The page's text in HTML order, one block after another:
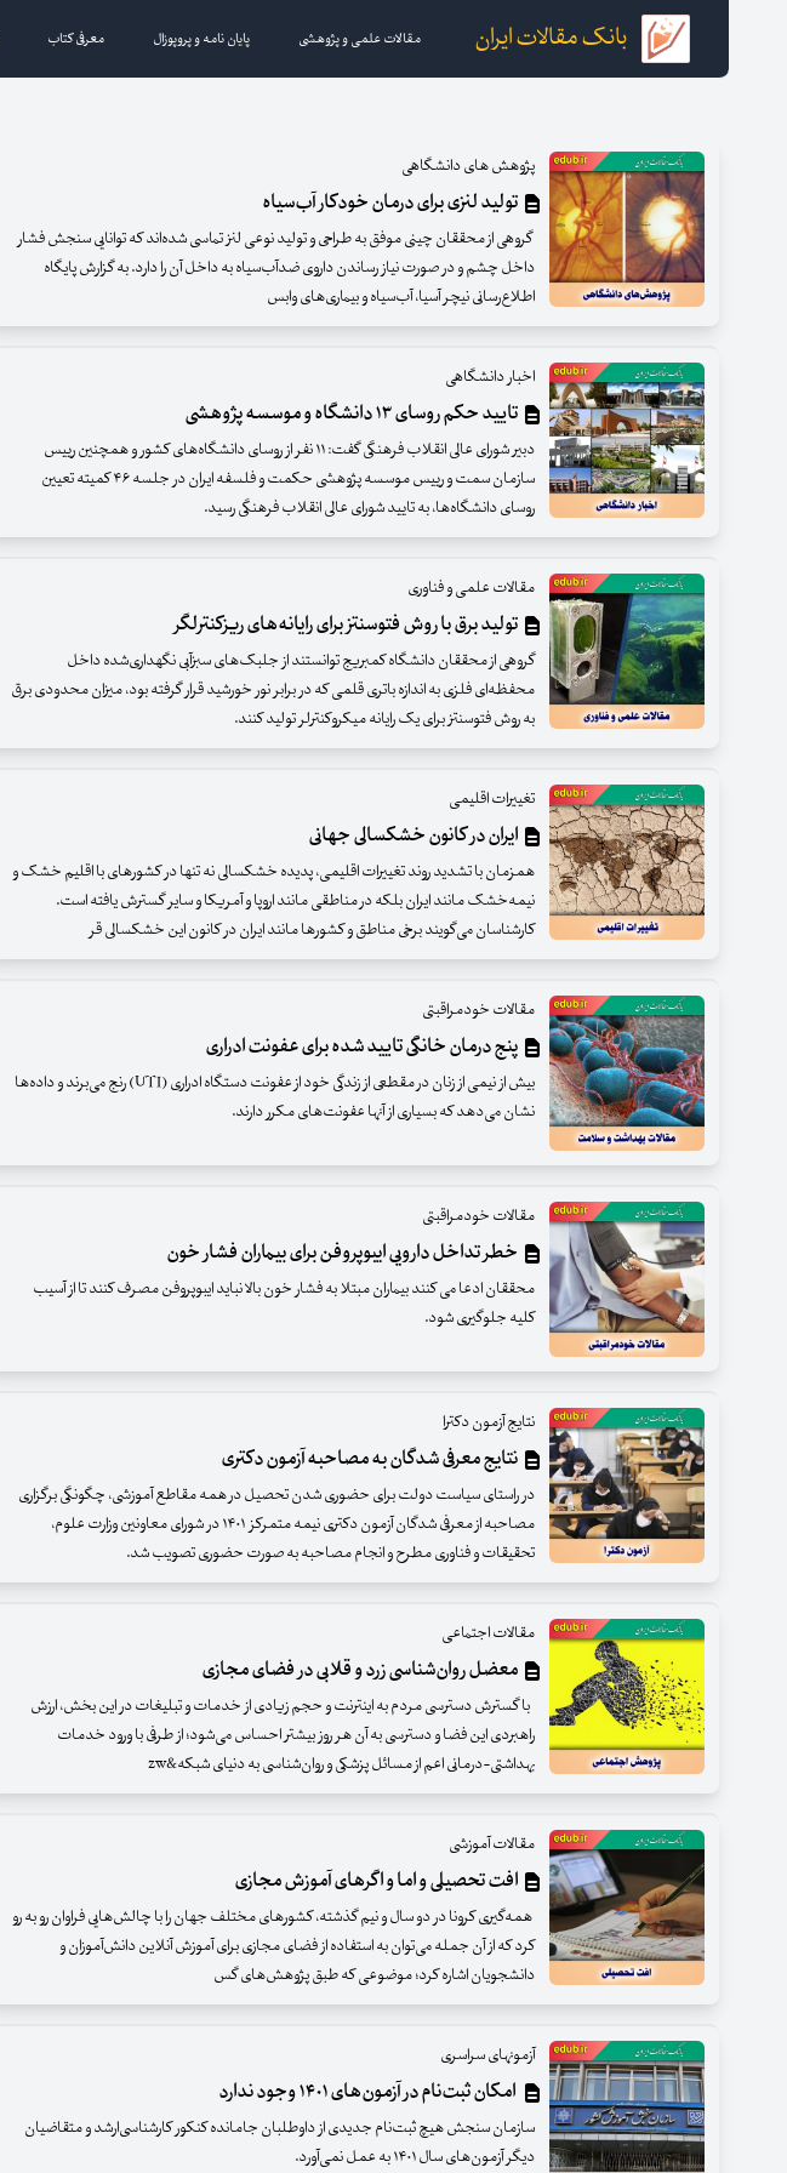
بانک مقالات ایران مقالات علمی و پژوهشی پایان نامه و پروپوزال معرفی کتاب
پژوهش های دانشگاهی
تولید لنزی برای درمان خودکار آب‌سیاه
گروهی از محققان چینی موفق به طراحی و تولید نوعی لنز تماسی شده‌اند که توانایی سنجش فشار
داخل چشم و در صورت نیاز رساندن داروی ضدآب‌سیاه به داخل آن را دارد. به گزارش پایگاه
اطلاع‌رسانی نیچر آسیا، آب‌سیاه و بیماری‌های وابس
اخبار دانشگاهی
تایید حکم روسای ۱۳ دانشگاه‌ و موسسه پژوهشی
دبیر شورای عالی انقلاب فرهنگی گفت: ۱۱ نفر از روسای دانشگاه‌های کشور و همچنین رییس
سازمان سمت و رییس موسسه پژوهشی حکمت و فلسفه ایران در جلسه ۴۶ کمیته تعیین
روسای دانشگاه‌ها، به تایید شورای عالی انقلاب فرهنگی رسید.
مقالات علمی و فناوری
تولید برق با روش فتوسنتز برای رایانه‌های ریزکنترلگر
گروهی از محققان دانشگاه کمبریج توانستند از جلبک‌های سبزآبی نگهداری‌شده داخل
محفظه‌ای فلزی به اندازه باتری قلمی که در برابر نور خورشید قرار گرفته بود، میزان محدودی برق
به روش فتوسنتز برای یک رایانه میکروکنترلر تولید کنند.
تغییرات اقلیمی
ایران در کانون خشکسالی جهانی
همزمان با تشدید روند تغییرات اقلیمی، پدیده خشکسالی نه تنها در کشورهای با اقلیم خشک و
نیمه‌خشک مانند ایران بلکه در مناطقی مانند اروپا و آمریکا و سایر گسترش یافته است.
کارشناسان می‌گویند برخی مناطق و کشورها مانند ایران در کانون این خشکسالی قر
مقالات خودمراقبتی
پنج درمان خانگی تایید شده برای عفونت ادراری
بیش از نیمی از زنان در مقطعی از زندگی خود از عفونت دستگاه ادراری (UTI) رنج می‌برند و داده‌ها
نشان می‌دهد که بسیاری از آنها عفونت‌های مکرر دارند.
مقالات خودمراقبتی
خطر تداخل دارویی ایبوپروفن برای بیماران فشار خون
محققان ادعا می کنند بیماران مبتلا به فشار خون بالا نباید ایبوپروفن مصرف کنند تا از آسیب
کلیه جلوگیری شود.
نتایج آزمون دکترا
نتایج معرفی شدگان به مصاحبه آزمون دکتری
در راستای سیاست دولت برای حضوری شدن تحصیل در همه مقاطع آموزشی، چگونگی برگزاری
مصاحبه از معرفی شدگان آزمون دکتری نیمه متمرکز ۱۴۰۱ در شورای معاونین وزارت علوم،
تحقیقات و فناوری مطرح و انجام مصاحبه به صورت حضوری تصویب شد.
مقالات اجتماعی
معضل روان‌شناسی زرد و قلابی در فضای مجازی
با گسترش دسترسی مردم به اینترنت و حجم زیادی از خدمات و تبلیغات در این بخش، ارزش
راهبردی این فضا و دسترسی به آن هر روز بیشتر احساس می­‌شود؛ از طرفی با ورود خدمات
بهداشتی-درمانی اعم از مسائل پزشکی و روان‌شناسی به دنیای شبکه­&zw
مقالات آموزشی
افت تحصیلی و اما و اگرهای آموزش مجازی
همه‌گیری کرونا در دو سال و نیم گذشته، کشورهای مختلف جهان را با چالش‌هایی فراوان رو به رو
کرد که از آن جمله می‌توان به استفاده از فضای مجازی برای آموزش آنلاین دانش‌آموزان و
دانشجویان اشاره کرد؛ موضوعی که طبق پژوهش‌های گس
آزمونهای سراسری
امکان ثبت‌نام در آزمون‌های ۱۴۰۱ وجود ندارد
سازمان سنجش هیچ ثبت‌نام جدیدی از داوطلبان جامانده کنکور کارشناسی‌ارشد و متقاضیان
دیگر آزمون‌های سال ۱۴۰۱ به عمل نمی‌آورد.